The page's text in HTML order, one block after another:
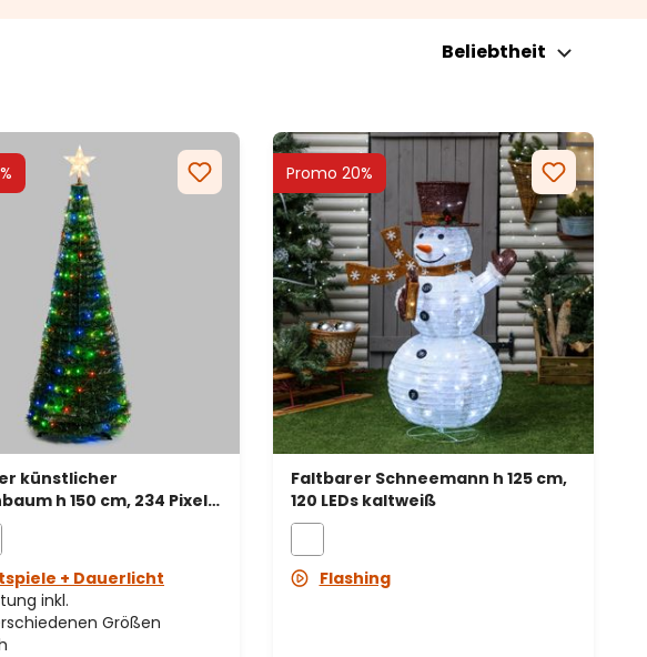
Beliebtheit
künstlicher
h 150 cm, 234 Pixel-
RGB
+ Dauerlicht
inkl.
Größen
Promo 20%
Faltbarer Schneemann h 125 cm,
120 LEDs kaltweiß
Flashing